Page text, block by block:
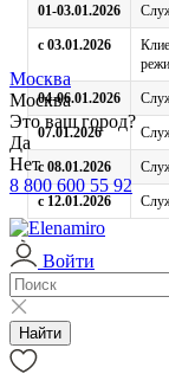
01-03.01.2026
с 03.01.2026
04-06.01.2026
07.01.2026
с 08.01.2026
с 12.01.2026
Москва
Москва
Это ваш город?
Да
Нет
8 800 600 55 92
Войти
Найти